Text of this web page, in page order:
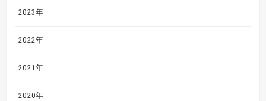
2023年
2022年
2021年
2020年